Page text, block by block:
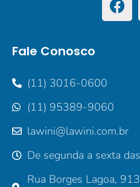
Fale Conosco
(11) 3016-0600
(11) 95389-9060
lawini@lawini.com.br
De segunda a sexta
Rua Borges Lagoa,